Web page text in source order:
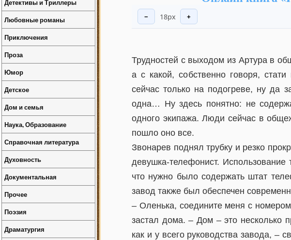
− 18px +
Трудностей с выходом из Артура в
а с какой, собственно говоря,
сейчас только на подогреве, ну да
одна… Ну здесь понятно: не
одного экипажа. Люди сейчас в
пошло оно все.
Звонарев поднял трубку и резко
девушка-телефонист.
что нужно было содержать штат
завод также был обеспечен
– Оленька, соедините меня с
застал дома. – Дом – это несколько
как и у всего руководства завода, –
Детективы и Триллеры
Любовные романы
Приключения
Проза
Юмор
Детское
Дом и семья
Наука, Образование
Справочная литература
Духовность
Документальная
Прочее
Поэзия
Драматургия